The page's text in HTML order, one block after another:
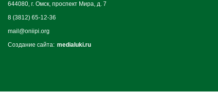
644080, г. Омск, проспект Мира, д. 7
8 (3812) 65-12-36
mail@oniipi.org
Создание сайта: medialuki.ru